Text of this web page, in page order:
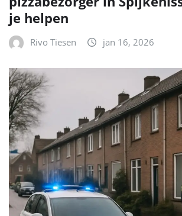
je helpen
Rivo Tiesen jan 16, 2026